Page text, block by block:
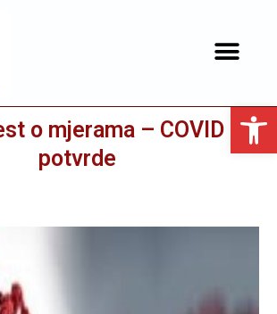
Open toolbar
o mjerama – COVID
potvrde